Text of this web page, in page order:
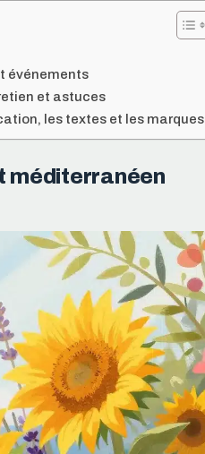
événements
et astuces
les textes et les marques
méditerranéen